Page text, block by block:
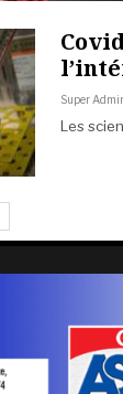
Super
Les